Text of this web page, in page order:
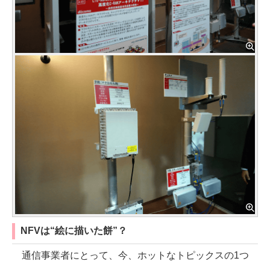
NFVは“絵に描いた餅”？
通信事業者にとって、今、ホットなトピックスの1つ